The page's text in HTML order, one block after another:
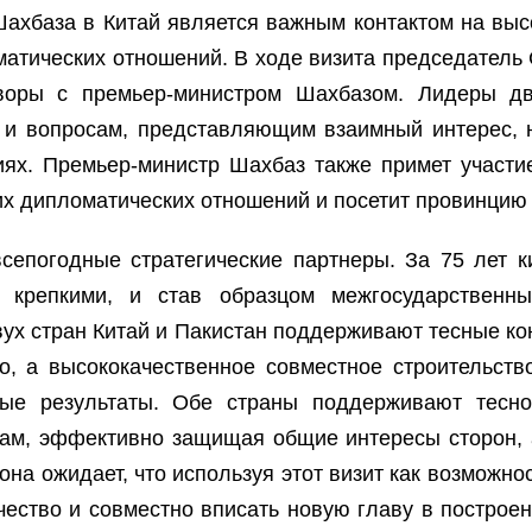
в Китай является важным контактом на
отношений. В ходе визита
с премьер-министром Шахбазом. Лидеры
вопросам, представляющим взаимный интерес,
Премьер-министр Шахбаз также примет
дипломатических отношений и посетит
стратегические партнеры. За 75 лет
крепкими, и став образцом
стран Китай и Пакистан поддерживают тесные
а высококачественное совместное
результаты. Обе страны поддерживают
эффективно защищая общие интересы сторон,
ожидает, что используя этот визит как
и совместно вписать новую главу в